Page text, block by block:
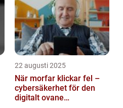
22 augusti 2025
När morfar klickar fel –
cybersäkerhet för den
digitalt ovane